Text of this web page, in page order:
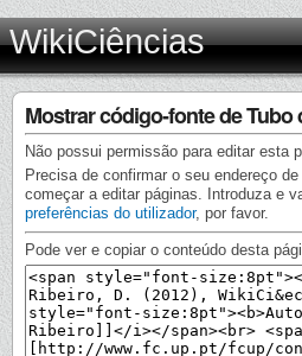
WikiCiências
Mostrar código-fonte de Tubo
Não possui permissão para editar esta
Precisa de confirmar o seu endereço
começar a editar páginas. Introduza e
preferências do utilizador, por favor.
Pode ver e copiar o conteúdo desta